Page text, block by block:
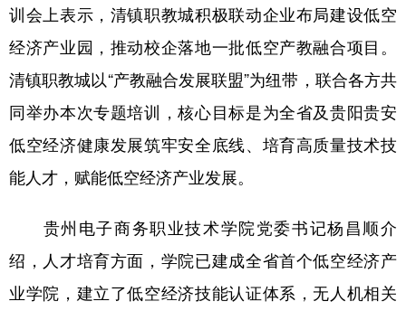
训会上表示，清镇职教城积极联动企业布局建设低空
经济产业园，推动校企落地一批低空产教融合项目。
清镇职教城以“产教融合发展联盟”为纽带，联合各方共
同举办本次专题培训，核心目标是为全省及贵阳贵安
低空经济健康发展筑牢安全底线、培育高质量技术技
能人才，赋能低空经济产业发展。
贵州电子商务职业技术学院党委书记杨昌顺介
绍，人才培育方面，学院已建成全省首个低空经济产
业学院，建立了低空经济技能认证体系，无人机相关